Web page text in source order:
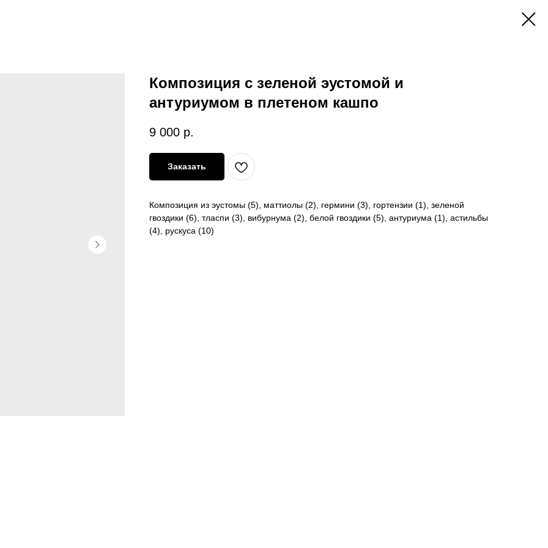
Композиция с зеленой эустомой и
антуриумом в плетеном кашпо
9 000 р.
Заказать
Композиция из эустомы (5), маттиолы (2), гермини (3), гортензии (1), зеленой
гвоздики (6), тласпи (3), вибурнума (2), белой гвоздики (5), антуриума (1), астильбы
(4), рускуса (10)